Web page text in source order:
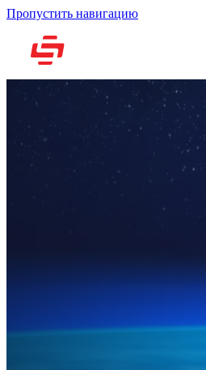
Пропустить навигацию